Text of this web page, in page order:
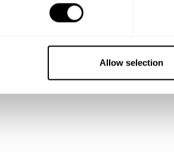
Allow selection